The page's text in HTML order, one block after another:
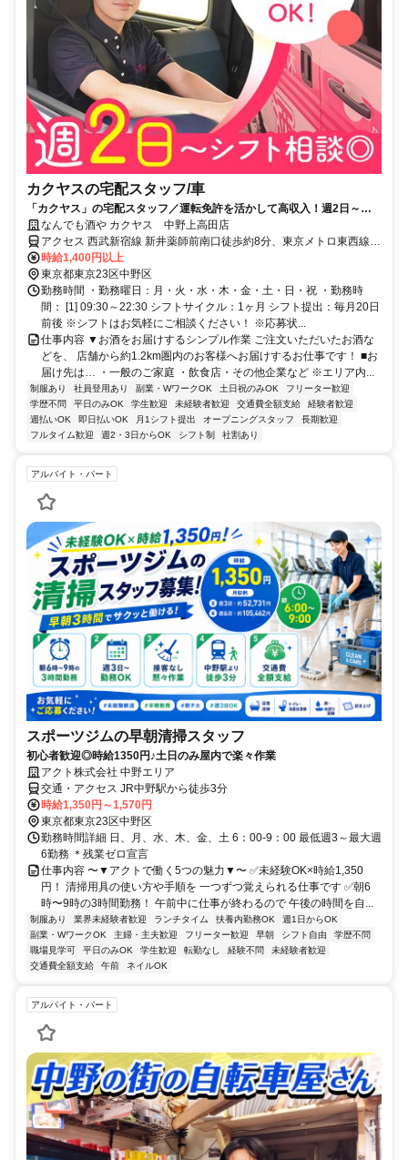
カクヤスの宅配スタッフ/車
「カクヤス」の宅配スタッフ／運転免許を活かして高収入！週2日～、
シフト自由◎
なんでも酒や カクヤス 中野上高田店
アクセス 西武新宿線 新井薬師前南口徒歩約8分、東京メトロ東西線/
ＪＲ中央本線 落合（東京都）1番口徒歩約14分、東京メトロ東西線
中野（東京都）北口徒歩約14分 ※マイカー（車・バイク）通勤不可
時給1,400円以上
東京都東京23区中野区
勤務時間 ・勤務曜日：月・火・水・木・金・土・日・祝 ・勤務時
間： [1] 09:30～22:30 シフトサイクル：1ヶ月 シフト提出：毎月20日
前後 ※シフトはお気軽にご相談ください！ ※応募状...
仕事内容 ▼お酒をお届けするシンプル作業 ご注文いただいたお酒な
どを、 店舗から約1.2km圏内のお客様へお届けするお仕事です！ ■お
届け先は… ・一般のご家庭 ・飲食店・その他企業など ※エリア内...
制服あり 社員登用あり 副業・WワークOK 土日祝のみOK
フリーター歓迎
学歴不問
平日のみOK 学生歓迎 未経験者歓迎 交通費全額支給
経験者歓迎
週払いOK
即日払いOK 月1シフト提出 オープニングスタッフ
長期歓迎
フルタイム歓迎
週2・3日からOK シフト制 社割あり
アルバイト・パート
スポーツジムの早朝清掃スタッフ
初心者歓迎◎時給1350円♪土日のみ屋内で楽々作業
アクト株式会社 中野エリア
交通・アクセス JR中野駅から徒歩3分
時給1,350円～1,570円
東京都東京23区中野区
勤務時間詳細 日、月、水、木、金、土 6：00-9：00 最低週3～最大週
6勤務 ＊残業ゼロ宣言
仕事内容 〜▼アクトで働く5つの魅力▼〜 ✅未経験OK×時給1,350
円！ 清掃用具の使い方や手順を 一つずつ覚えられる仕事です ✅朝6
時〜9時の3時間勤務！ 午前中に仕事が終わるので 午後の時間を自...
制服あり 業界未経験者歓迎 ランチタイム 扶養内勤務OK
週1日からOK
副業・WワークOK
主婦・主夫歓迎 フリーター歓迎 早朝 シフト自由
学歴不問
職場見学可
平日のみOK 学生歓迎 転勤なし 経験不問
未経験者歓迎
交通費全額支給
午前 ネイルOK
アルバイト・パート